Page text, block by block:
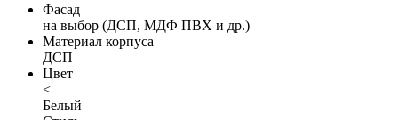
Фасад
на выбор (ДСП, МДФ ПВХ и др.)
Материал корпуса
ДСП
Цвет
<
Белый